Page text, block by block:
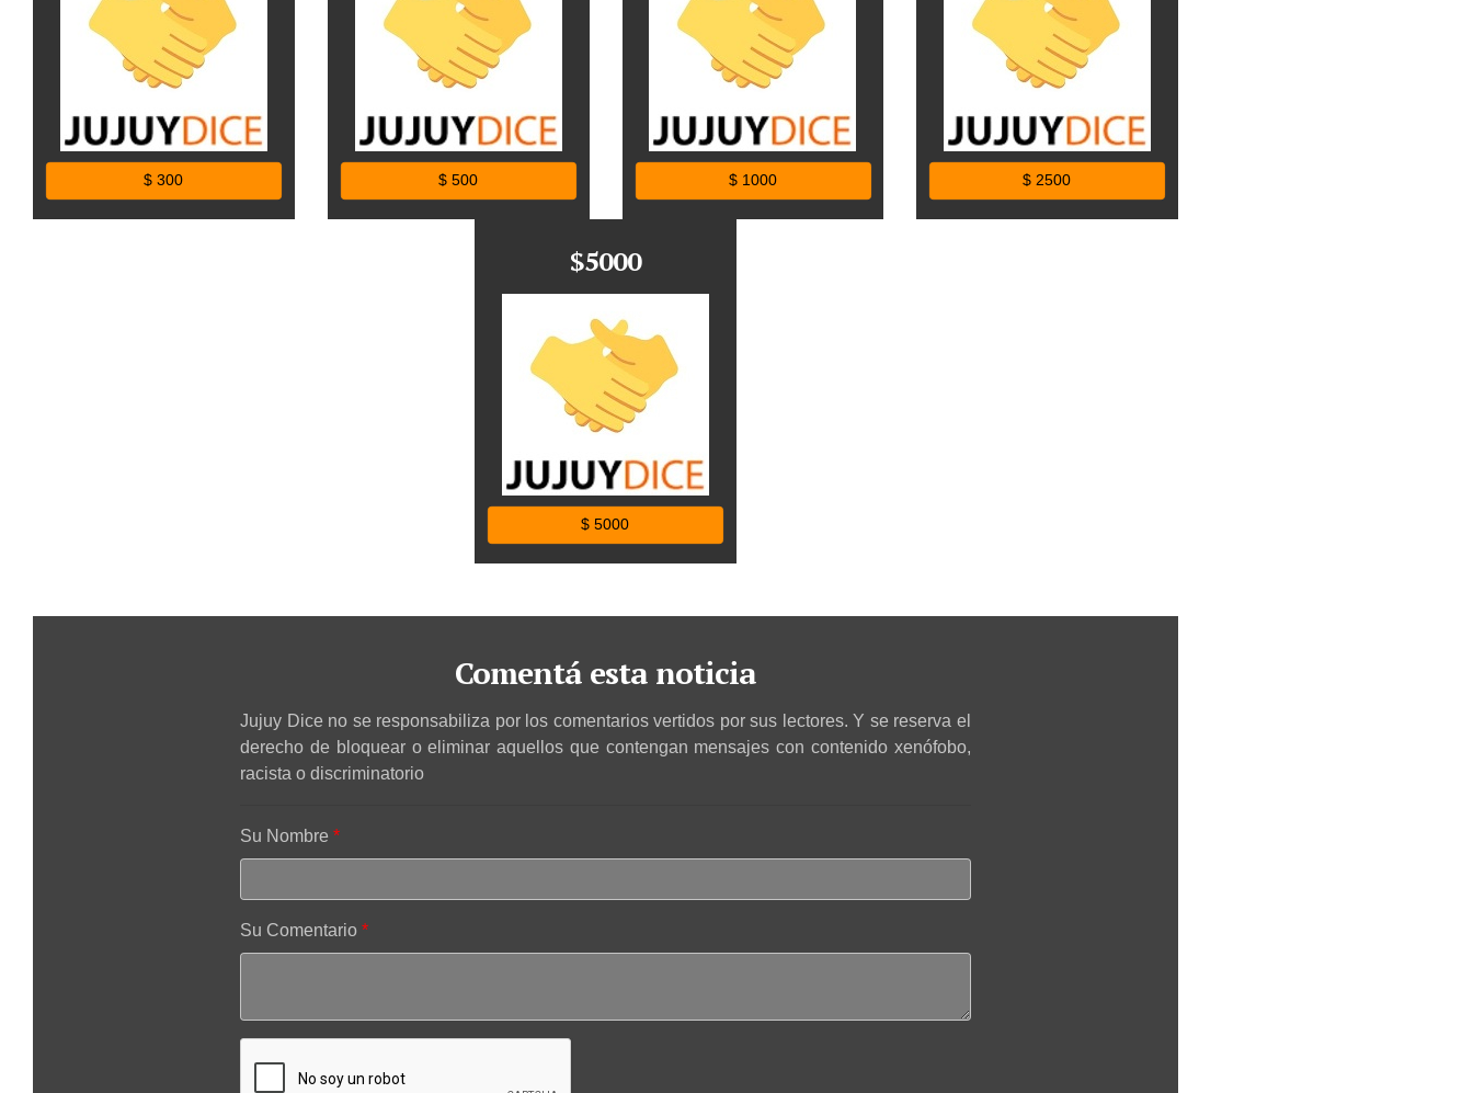
$ 300 $ 500 $ 1000 $ 2500
$5000
$ 5000
Comentá esta noticia
Jujuy Dice no se responsabiliza por los comentarios vertidos por sus lectores. Y se reserva el
derecho de bloquear o eliminar aquellos que contengan mensajes con contenido xenófobo,
racista o discriminatorio
Su Nombre
Su Comentario